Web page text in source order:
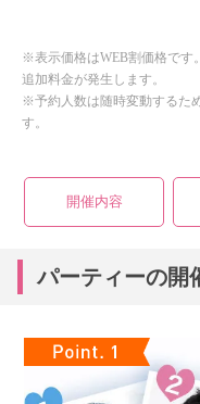
※表示価格はWEB割価格です
追加料金が発生します。
※予約人数は随時変動するた
す。
開催内容
パーティーの開